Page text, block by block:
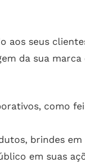
aos seus
da sua
como
brindes
em suas